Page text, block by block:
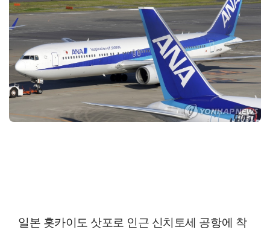
일본 홋카이도 삿포로 인근 신치토세 공항에 착